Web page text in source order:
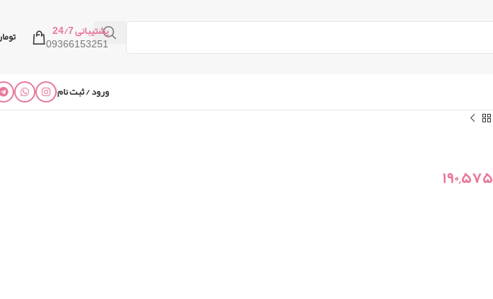
پشتیبانی 24/7
09366153251
ورود / ثبت نام
۱۹۰,۵۷۵